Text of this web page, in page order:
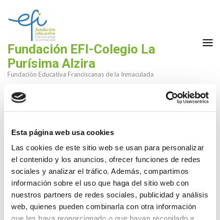
Esta página web usa cookies
Las cookies de este sitio web se usan para personalizar
el contenido y los anuncios, ofrecer funciones de redes
sociales y analizar el tráfico. Además, compartimos
información sobre el uso que haga del sitio web con
nuestros partners de redes sociales, publicidad y análisis
web, quienes pueden combinarla con otra información
que les haya proporcionado o que hayan recopilado a
contenido
(presiona
tecla
Fundación EFI-Colegio La
Purísima Alzira
Fundación Educativa Franciscanas de la Inmaculada
Sin categorizar
Tenemos grandes proyectos